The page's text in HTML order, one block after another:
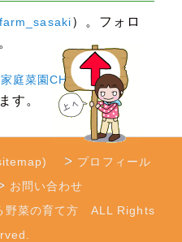
）。フォロ
家庭菜園CHANNEL ）。
す。
プロフィール
お問い合わせ
野菜の育て方 ALL Rights